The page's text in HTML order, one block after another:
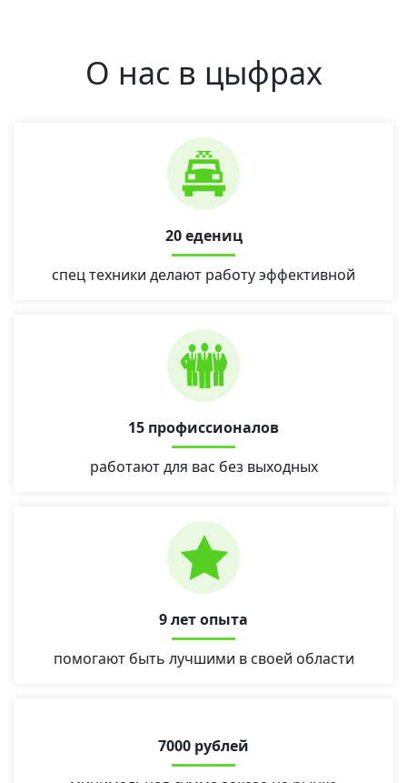
О нас в цыфрах
20 едениц
спец техники делают работу эффективной
15 профиссионалов
работают для вас без выходных
9 лет опыта
помогают быть лучшими в своей области
7000 рублей